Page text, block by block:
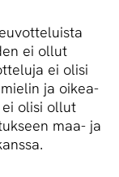
ei ollut
ei olisi
ja oikea-
olisi ollut
maa- ja